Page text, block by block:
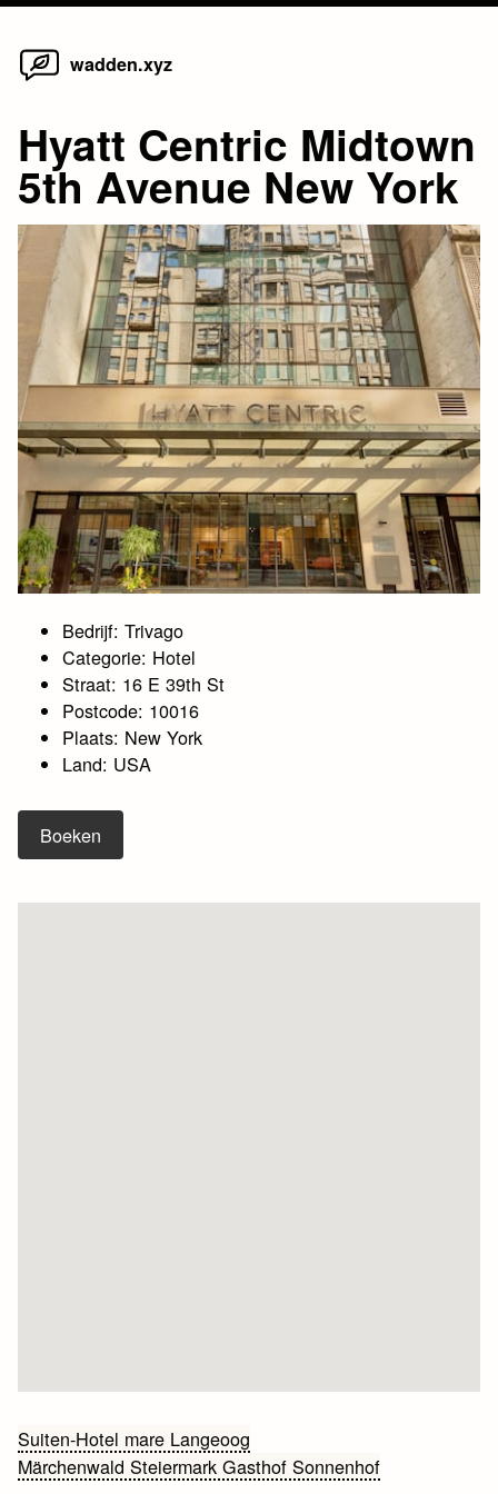
Skip
wadden.xyz
Hyatt Centric Midtown
5th Avenue New York
Bedrijf: Trivago
Categorie: Hotel
Straat: 16 E 39th St
Postcode: 10016
Plaats: New York
Land: USA
Boeken
Bericht
navigatie
Suiten-Hotel mare Langeoog
Märchenwald Steiermark Gasthof Sonnenhof